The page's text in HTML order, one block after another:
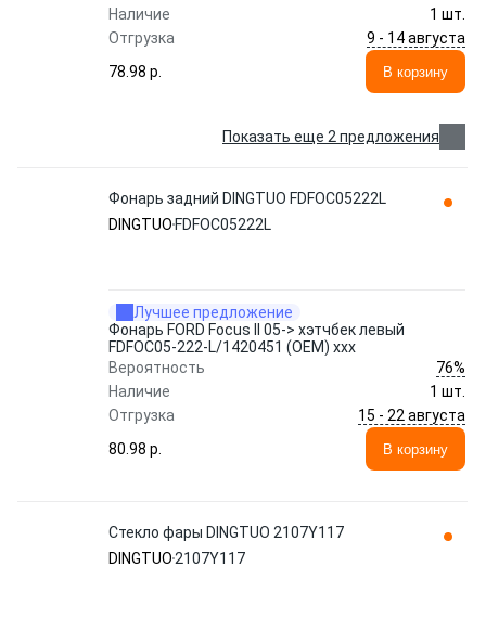
Наличие
1 шт.
Отгрузка
9 - 14 августа
78.98 p.
В корзину
Показать еще 2 предложения
Фонарь задний DINGTUO FDFOC05222L
DINGTUO FDFOC05222L
Лучшее предложение
Фонарь FORD Focus II 05-> хэтчбек левый
FDFOC05-222-L/1420451 (OEM) xxx
Вероятность
76%
Наличие
1 шт.
Отгрузка
15 - 22 августа
80.98 p.
В корзину
Стекло фары DINGTUO 2107Y117
DINGTUO 2107Y117